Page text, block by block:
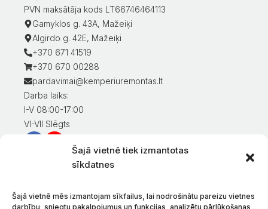
Šajā vietnē tiek izmantotas
sīkdatnes
Šajā vietnē mēs izmantojam sīkfailus, lai nodrošinātu pareizu vietnes
darbību, sniegtu pakalpojumus un funkcijas, analizētu pārlūkošanas
PVN maksātāja kods LT66746464113
Gamyklos g. 43A, Mažeiķi
Algirdo g. 42E, Mažeiķi
+370 671 41519
+370 670 00288
pardavimai@kemperiuremontas.lt
Darba laiks:
I-V 08:00-17:00
VI-VII Slēgts
Informācija klientiem
Preču piegāde